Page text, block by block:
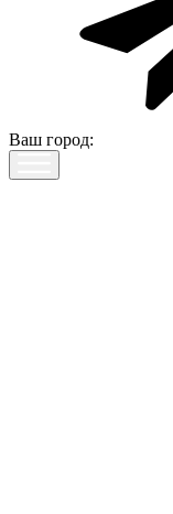
Ваш город: